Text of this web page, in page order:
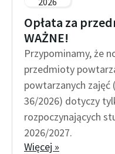
Opłata za
WAŻNE!
Przypominamy, że
przedmioty
powtarzanych zajęć
36/2026) dotyczy
rozpoczynających
2026/2027.
Więcej »